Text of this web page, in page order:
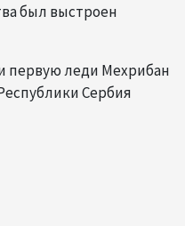
был выстроен
первую леди Мехрибан
Сербия